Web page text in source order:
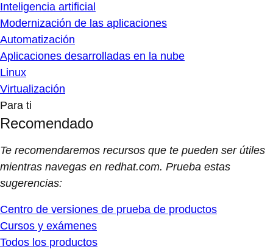
Inteligencia artificial
Modernización de las aplicaciones
Automatización
Aplicaciones desarrolladas en la nube
Linux
Virtualización
Para ti
Recomendado
Te recomendaremos recursos que te pueden ser útiles
mientras navegas en redhat.com. Prueba estas
sugerencias:
Centro de versiones de prueba de productos
Cursos y exámenes
Todos los productos